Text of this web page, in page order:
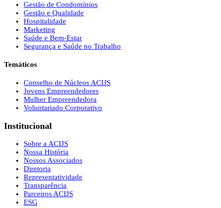
Gestão de Condomínios
Gestão e Qualidade
Hospitalidade
Marketing
Saúde e Bem-Estar
Segurança e Saúde no Trabalho
Temáticos
Conselho de Núcleos ACIJS
Jovens Empreendedores
Mulher Empreendedora
Voluntariado Corporativo
Institucional
Sobre a ACIJS
Nossa História
Nossos Associados
Diretoria
Representatividade
Transparência
Parceiros ACIJS
ESG